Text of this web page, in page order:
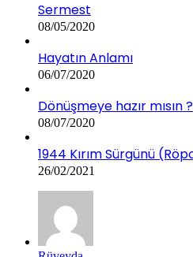
Sermest
08/05/2020
Hayatın Anlamı
06/07/2020
Dönüşmeye hazır mısın ?
08/07/2020
1944 Kırım Sürgünü
26/02/2021